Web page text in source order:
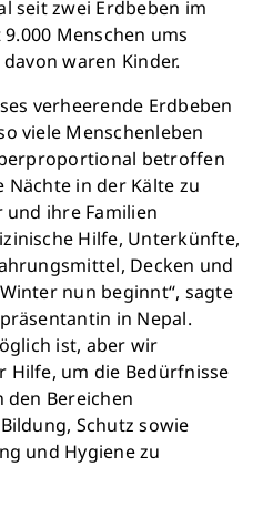
seit zwei Erdbeben im
Menschen ums
waren Kinder.
verheerende Erdbeben
viele Menschenleben
betroffen
in der Kälte zu
ihre Familien
Hilfe, Unterkünfte,
Decken und
nun beginnt“, sagte
in Nepal.
ist, aber wir
Hilfe, um die Bedürfnisse
den Bereichen
Schutz sowie
und Hygiene zu
heute Leben
können Großes
25.000 Liter
zur Verfügung stellen.
bedeutet: weniger
bessere Zukunft.